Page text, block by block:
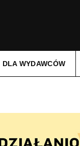
DLA WYDAWCÓW